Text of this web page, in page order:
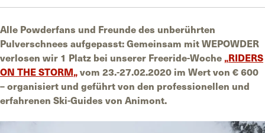
Alle Powderfans und Freunde des unberührten
Pulverschnees aufgepasst: Gemeinsam mit WEPOWDER
verlosen wir 1 Platz bei unserer Freeride-Woche „RIDERS
ON THE STORM„vom 23.-27.02.2020 im Wert von € 600
– organisiert und geführt von den professionellen und
erfahrenen Ski-Guides von Animont.